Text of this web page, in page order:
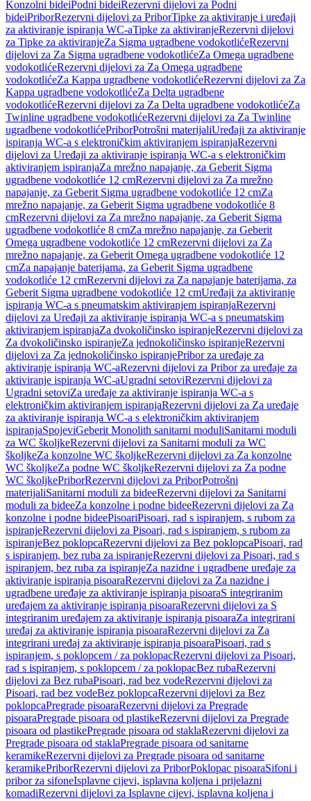
Konzolni bideiPodni bideiRezervni dijelovi za Podni
bideiPriborRezervni dijelovi za PriborTipke za aktiviranje i uređaji
za aktiviranje ispiranja WC-aTipke za aktiviranjeRezervni dijelovi
za Tipke za aktiviranjeZa Sigma ugradbene vodokotlićeRezervni
dijelovi za Za Sigma ugradbene vodokotlićeZa Omega ugradbene
vodokotlićeRezervni dijelovi za Za Omega ugradbene
vodokotlićeZa Kappa ugradbene vodokotlićeRezervni dijelovi za Za
Kappa ugradbene vodokotlićeZa Delta ugradbene
vodokotlićeRezervni dijelovi za Za Delta ugradbene vodokotlićeZa
Twinline ugradbene vodokotlićeRezervni dijelovi za Za Twinline
ugradbene vodokotlićePriborPotrošni materijaliUređaji za aktiviranje
ispiranja WC-a s elektroničkim aktiviranjem ispiranjaRezervni
dijelovi za Uređaji za aktiviranje ispiranja WC-a s elektroničkim
aktiviranjem ispiranjaZa mrežno napajanje, za Geberit Sigma
ugradbene vodokotliće 12 cmRezervni dijelovi za Za mrežno
napajanje, za Geberit Sigma ugradbene vodokotliće 12 cmZa
mrežno napajanje, za Geberit Sigma ugradbene vodokotliće 8
cmRezervni dijelovi za Za mrežno napajanje, za Geberit Sigma
ugradbene vodokotliće 8 cmZa mrežno napajanje, za Geberit
Omega ugradbene vodokotliće 12 cmRezervni dijelovi za Za
mrežno napajanje, za Geberit Omega ugradbene vodokotliće 12
cmZa napajanje baterijama, za Geberit Sigma ugradbene
vodokotliće 12 cmRezervni dijelovi za Za napajanje baterijama, za
Geberit Sigma ugradbene vodokotliće 12 cmUređaji za aktiviranje
ispiranja WC-a s pneumatskim aktiviranjem ispiranjaRezervni
dijelovi za Uređaji za aktiviranje ispiranja WC-a s pneumatskim
aktiviranjem ispiranjaZa dvokoličinsko ispiranjeRezervni dijelovi za
Za dvokoličinsko ispiranjeZa jednokoličinsko ispiranjeRezervni
dijelovi za Za jednokoličinsko ispiranjePribor za uređaje za
aktiviranje ispiranja WC-aRezervni dijelovi za Pribor za uređaje za
aktiviranje ispiranja WC-aUgradni setoviRezervni dijelovi za
Ugradni setoviZa uređaje za aktiviranje ispiranja WC-a s
elektroničkim aktiviranjem ispiranjaRezervni dijelovi za Za uređaje
za aktiviranje ispiranja WC-a s elektroničkim aktiviranjem
ispiranjaSpojeviGeberit Monolith sanitarni moduliSanitarni moduli
za WC školjkeRezervni dijelovi za Sanitarni moduli za WC
školjkeZa konzolne WC školjkeRezervni dijelovi za Za konzolne
WC školjkeZa podne WC školjkeRezervni dijelovi za Za podne
WC školjkePriborRezervni dijelovi za PriborPotrošni
materijaliSanitarni moduli za bideeRezervni dijelovi za Sanitarni
moduli za bideeZa konzolne i podne bideeRezervni dijelovi za Za
konzolne i podne bideePisoariPisoari, rad s ispiranjem, s rubom za
ispiranjeRezervni dijelovi za Pisoari, rad s ispiranjem, s rubom za
ispiranjeBez poklopcaRezervni dijelovi za Bez poklopcaPisoari, rad
s ispiranjem, bez ruba za ispiranjeRezervni dijelovi za Pisoari, rad s
ispiranjem, bez ruba za ispiranjeZa nazidne i ugradbene uređaje za
aktiviranje ispiranja pisoaraRezervni dijelovi za Za nazidne i
ugradbene uređaje za aktiviranje ispiranja pisoaraS integriranim
uređajem za aktiviranje ispiranja pisoaraRezervni dijelovi za S
integriranim uređajem za aktiviranje ispiranja pisoaraZa integrirani
uređaj za aktiviranje ispiranja pisoaraRezervni dijelovi za Za
integrirani uređaj za aktiviranje ispiranja pisoaraPisoari, rad s
ispiranjem, s poklopcem / za poklopacRezervni dijelovi za Pisoari,
rad s ispiranjem, s poklopcem / za poklopacBez rubaRezervni
dijelovi za Bez rubaPisoari, rad bez vodeRezervni dijelovi za
Pisoari, rad bez vodeBez poklopcaRezervni dijelovi za Bez
poklopcaPregrade pisoaraRezervni dijelovi za Pregrade
pisoaraPregrade pisoara od plastikeRezervni dijelovi za Pregrade
pisoara od plastikePregrade pisoara od staklaRezervni dijelovi za
Pregrade pisoara od staklaPregrade pisoara od sanitarne
keramikeRezervni dijelovi za Pregrade pisoara od sanitarne
keramikePriborRezervni dijelovi za PriborPoklopac pisoaraSifoni i
pribor za sifoneIsplavne cijevi, isplavna koljena i prijelazni
komadiRezervni dijelovi za Isplavne cijevi, isplavna koljena i